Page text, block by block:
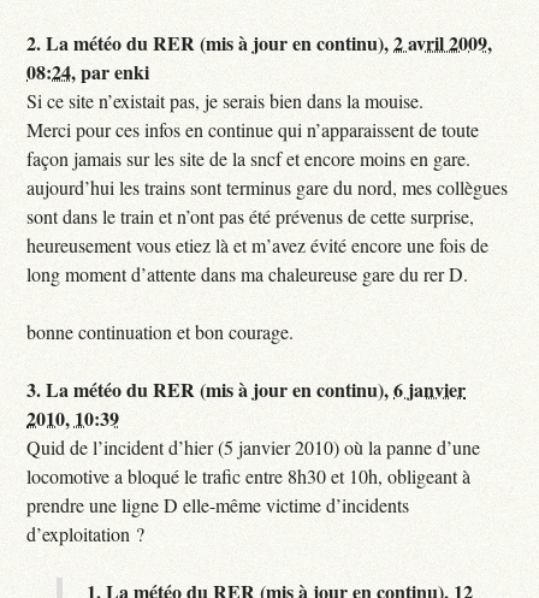
2.La météo du RER (mis à jour en continu),2 avril 2009,
08:24,parenki
Si ce site n’existait pas, je serais bien dans la mouise.
Merci pour ces infos en continue qui n’apparaissent de toute
façon jamais sur les site de la sncf et encore moins en gare.
aujourd’hui les trains sont terminus gare du nord, mes collègues
sont dans le train et n’ont pas été prévenus de cette surprise,
heureusement vous etiez là et m’avez évité encore une fois de
long moment d’attente dans ma chaleureuse gare du rer D.
bonne continuation et bon courage.
3.La météo du RER (mis à jour en continu),6 janvier
2010, 10:39
Quid de l’incident d’hier (5 janvier 2010) où la panne d’une
locomotive a bloqué le trafic entre 8h30 et 10h, obligeant à
prendre une ligne D elle-même victime d’incidents
d’exploitation ?
1.La météo du RER (mis à jour en continu), 12